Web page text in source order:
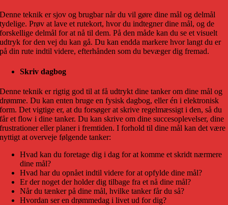
Denne teknik er sjov og brugbar når du vil gøre dine mål og delmål
tydelige. Prøv at lave et rutekort, hvor du indtegner dine mål, og de
forskellige delmål for at nå til dem. På den måde kan du se et visuelt
udtryk for den vej du kan gå. Du kan endda markere hvor langt du er
på din rute indtil videre, efterhånden som du bevæger dig fremad.
Skriv dagbog
Denne teknik er rigtig god til at få udtrykt dine tanker om dine mål og
drømme. Du kan enten bruge en fysisk dagbog, eller én i elektronisk
form. Det vigtige er, at du forsøger at skrive regelmæssigt i den, så du
får et flow i dine tanker. Du kan skrive om dine succesoplevelser, dine
frustrationer eller planer i fremtiden. I forhold til dine mål kan det være
nyttigt at overveje følgende tanker:
Hvad kan du foretage dig i dag for at komme et skridt nærmere
dine mål?
Hvad har du opnået indtil videre for at opfylde dine mål?
Er der noget der holder dig tilbage fra et nå dine mål?
Når du tænker på dine mål, hvilke tanker får du så?
Hvordan ser en drømmedag i livet ud for dig?